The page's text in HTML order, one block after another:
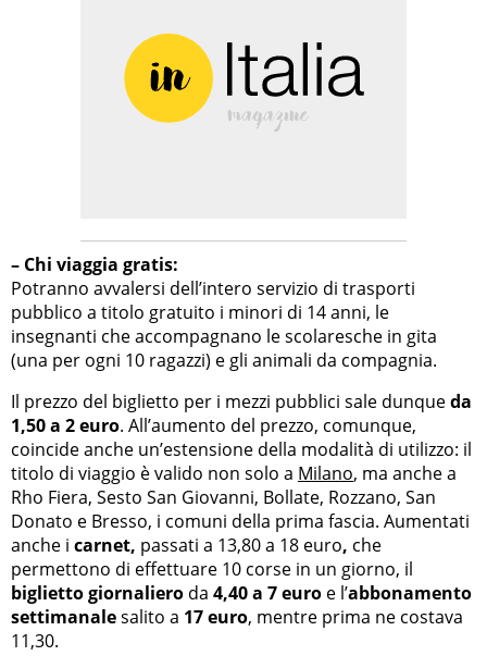
– Chi viaggia gratis:
Potranno avvalersi dell’intero servizio di trasporti
pubblico a titolo gratuito i minori di 14 anni, le
insegnanti che accompagnano le scolaresche in gita
(una per ogni 10 ragazzi) e gli animali da compagnia.
Il prezzo del biglietto per i mezzi pubblici sale dunqueda
1,50 a 2 euro. All’aumento del prezzo, comunque,
coincide anche un’estensione della modalità di utilizzo: il
titolo di viaggio è valido non solo a Milano, ma anche a
Rho Fiera, Sesto San Giovanni, Bollate, Rozzano, San
Donato e Bresso, i comuni della prima fascia. Aumentati
anche i carnet, passati a 13,80 a 18 euro, che
permettono di effettuare 10 corse in un giorno, il
biglietto giornaliero da 4,40 a 7 euro e l’abbonamento
settimanalesalito a 17 euro, mentre prima ne costava
11,30.